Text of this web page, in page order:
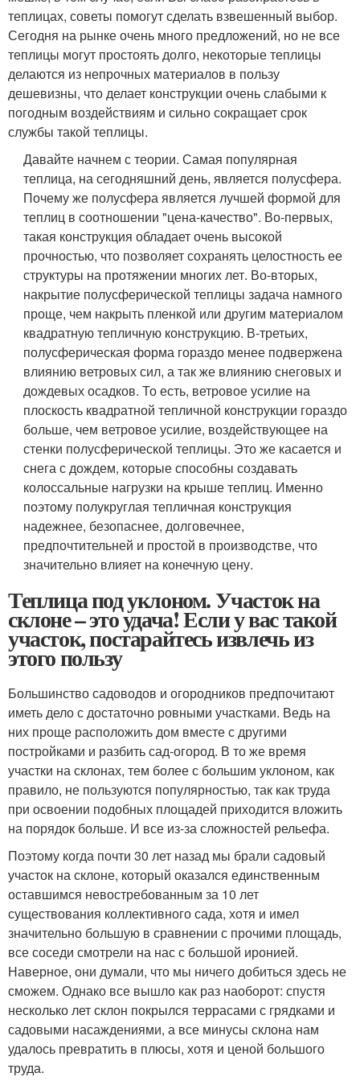
теплицах, советы помогут сделать взвешенный выбор.
Сегодня на рынке очень много предложений, но не все
теплицы могут простоять долго, некоторые теплицы
делаются из непрочных материалов в пользу
дешевизны, что делает конструкции очень слабыми к
погодным воздействиям и сильно сокращает срок
службы такой теплицы.
Давайте начнем с теории. Самая популярная
теплица, на сегодняшний день, является полусфера.
Почему же полусфера является лучшей формой ​для
теплиц в соотношении "цена-качество". Во-первых,
такая конструкция обладает очень высокой
прочностью, что позволяет сохранять целостность ее
структуры на протяжении многих лет. Во-вторых,
накрытие полусферической теплицы задача намного
проще, чем накрыть пленкой или другим материалом
квадратную тепличную конструкцию. В-третьих,
полусферическая форма гораздо менее подвержена
влиянию ветровых сил, а так же влиянию снеговых и
дождевых осадков. То есть, ветровое усилие на
плоскость квадратной тепличной конструкции гораздо
больше, чем ветровое усилие, воздействующее на
стенки полусферической теплицы. Это же касается и
снега с дождем, которые способны создавать
колоссальные нагрузки на крыше теплиц. Именно
поэтому полукруглая тепличная конструкция
надежнее, безопаснее, долговечнее,
предпочтительней и простой в производстве, что
значительно влияет на конечную цену.
Теплица под уклоном. Участок на
склоне – это удача! Если у вас такой
участок, постарайтесь извлечь из
этого пользу
Большинство садоводов и огородников предпочитают
иметь дело с достаточно ровными участками. Ведь на
них проще расположить дом вместе с другими
постройками и разбить сад-огород. В то же время
участки на склонах, тем более с большим уклоном, как
правило, не пользуются популярностью, так как труда
при освоении подобных площадей приходится вложить
на порядок больше. И все из-за сложностей рельефа.
Поэтому когда почти 30 лет назад мы брали садовый
участок на склоне, который оказался единственным
оставшимся невостребованным за 10 лет
существования коллективного сада, хотя и имел
значительно большую в сравнении с прочими площадь,
все соседи смотрели на нас с большой иронией.
Наверное, они думали, что мы ничего добиться здесь не
сможем. Однако все вышло как раз наоборот: спустя
несколько лет склон покрылся террасами с грядками и
садовыми насаждениями, а все минусы склона нам
удалось превратить в плюсы, хотя и ценой большого
труда.